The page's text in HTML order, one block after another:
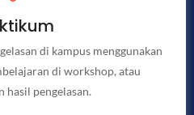
di kampus menggunakan
di workshop, atau
hasil pengelasan.
Data
relevan.